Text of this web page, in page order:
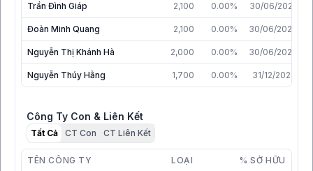
Trần Đình Giáp 2,100 0.00% 30/06/2022
Đoàn Minh Quang 2,100 0.00% 30/06/2026
Nguyễn Thị Khánh Hà 2,000 0.00% 30/06/2026
Nguyễn Thúy Hằng 1,700 0.00% 31/12/2021
Công Ty Con & Liên Kết
Tất Cả CT Con CT Liên Kết
TÊN CÔNG TY LOẠI % SỞ HỮU